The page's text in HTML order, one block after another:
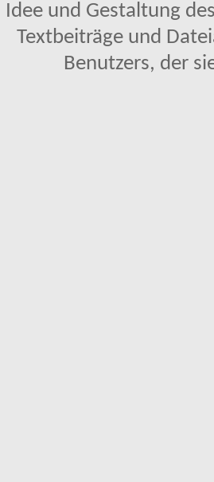
Idee und Gestaltung
Textbeiträge und
Benutzers, der